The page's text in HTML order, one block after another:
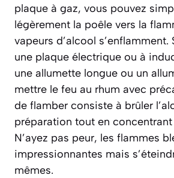
plaque à gaz, vous pouvez
légèrement la poêle vers la
vapeurs d’alcool s’enflamment.
une plaque électrique ou à
une allumette longue ou un
mettre le feu au rhum avec
de flamber consiste à brûler
préparation tout en concentrant
N’ayez pas peur, les flammes
impressionnantes mais
mêmes.